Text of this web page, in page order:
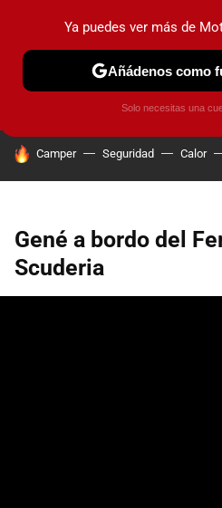
PRUEBAS COCHES
HOY SE HABLA DE
Camper Seguridad Calor
Gené a bordo del
Scuderia
Ya puedes ver más de
Añádenos como
Solo necesitas una